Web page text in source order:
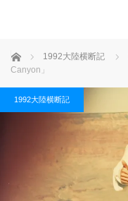
ホーム 1992大陸横断記
Canyon」
1992大陸横断記